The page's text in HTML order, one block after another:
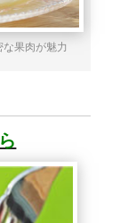
果肉が魅力